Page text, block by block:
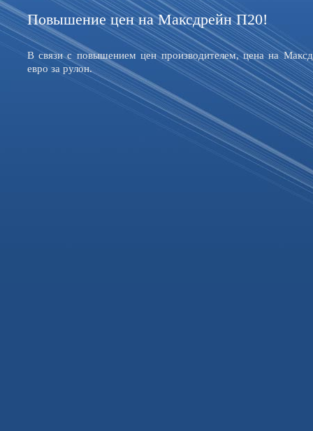
Повышение цен на Максдрейн П20!
В связи с повышением цен производителем, цена на
евро за рулон.